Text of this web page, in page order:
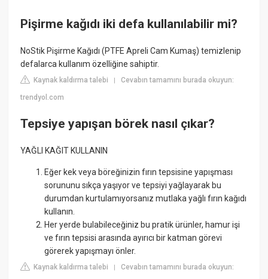
Pişirme kağıdı iki defa kullanılabilir mi?
NoStik Pişirme Kağıdı (PTFE Apreli Cam Kumaş) temizlenip
defalarca kullanım özelliğine sahiptir.
Kaynak kaldırma talebi |Cevabın tamamını burada okuyun:
trendyol.com
Tepsiye yapışan börek nasıl çıkar?
YAĞLI KAĞIT KULLANIN
Eğer kek veya böreğinizin fırın tepsisine yapışması
sorununu sıkça yaşıyor ve tepsiyi yağlayarak bu
durumdan kurtulamıyorsanız mutlaka yağlı fırın kağıdı
kullanın.
Her yerde bulabileceğiniz bu pratik ürünler, hamur işi
ve fırın tepsisi arasında ayırıcı bir katman görevi
görerek yapışmayı önler.
Kaynak kaldırma talebi |Cevabın tamamını burada okuyun: